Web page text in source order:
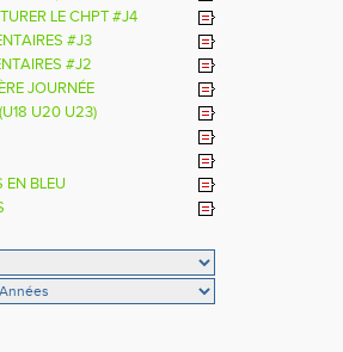
LE CHPT #J4
#J3
#J2
JOURNÉE
U20 U23)
EN BLEU